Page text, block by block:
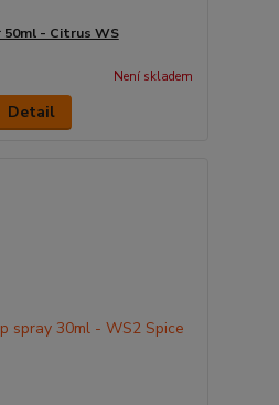
- Citrus WS
Není skladem
Detail